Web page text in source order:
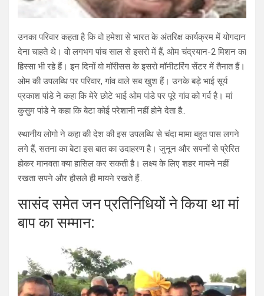
उनका परिवार कहता है कि वो हमेशा से भारत के अंतरिक्ष कार्यक्रम में योगदान
देना चाहते थे। वो लगभग पांच साल से इसरो में हैं, ओम चंद्रयान-2 मिशन का
हिस्सा भी रहे हैं। इन दिनों वो मॉरीसस के इसरो मॉनीटरिंग सेंटर में तैनात हैं।
ओम की उपलब्धि पर परिवार, गांव वाले सब खुश हैं। उनके बड़े भाई सूर्य
प्रकाश पांडे ने कहा कि मेरे छोटे भाई ओम पांडे पर पूरे गांव को गर्व है। मां
कुसुम पांडे ने कहा कि बेटा कोई परेशानी नहीं होने देता है..
स्थानीय लोगो ने कहा की देश की इस उपलब्धि से चंदा मामा बहुत पास लगने
लगे हैं, सतना का बेटा इस बात का उदाहरण है। जुनून और सपनों से प्रेरित
होकर मानवता क्या हासिल कर सकती है। लक्ष्य के लिए शहर मायने नहीं
रखता सपने और हौसले ही मायने रखते हैं..
सासंद समेत जन प्रतिनिधियों ने किया था मां
बाप का सम्मान: